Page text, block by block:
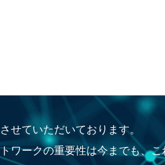
せていただいております。
ワークの重要性は今までも、こ